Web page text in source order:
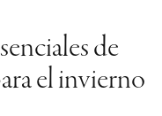
de
el invierno